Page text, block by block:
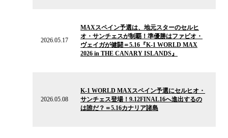
2026.05.17
MAXスペイン予選は、地元スターのセルヒ
オ・サンチェスが制覇！準優勝はファビオ・
ヴェイガが健闘＝5.16『K-1 WORLD MAX
2026 in THE CANARY ISLANDS』
2026.05.08
K-1 WORLD MAXスペイン予選にセルヒオ・
サンチェス登場！9.12FINAL16へ進出するの
は誰だ？＝5.16カナリア諸島